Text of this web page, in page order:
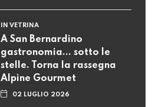
IN VETRINA
A San Bernardino
gastronomia... sotto le
stelle. Torna la rassegna
Alpine Gourmet
02 LUGLIO 2026